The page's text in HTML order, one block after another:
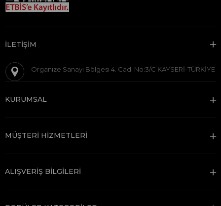
İLETİŞİM
Organize Sanayi Bölgesi 4. Cad. No:3/C KAYSERİ-TÜRKİYE
KURUMSAL
MÜŞTERİ HİZMETLERİ
ALIŞVERİŞ BİLGİLERİ